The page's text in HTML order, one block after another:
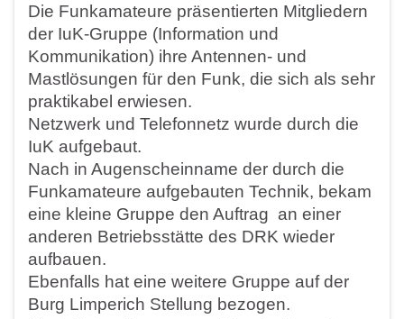
Die Funkamateure präsentierten Mitgliedern
der IuK-Gruppe (Information und
Kommunikation) ihre Antennen- und
Mastlösungen für den Funk, die sich als sehr
praktikabel erwiesen.
Netzwerk und Telefonnetz wurde durch die
IuK aufgebaut.
Nach in Augenscheinname der durch die
Funkamateure aufgebauten Technik, bekam
eine kleine Gruppe den Auftrag an einer
anderen Betriebsstätte des DRK wieder
aufbauen.
Ebenfalls hat eine weitere Gruppe auf der
Burg Limperich Stellung bezogen.